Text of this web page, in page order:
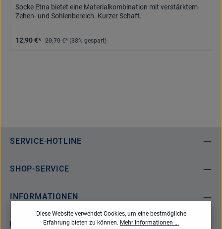
Socke Etna bietet eine Materialkombination mit verstärktem
Zehen- und Sohlenbereich. Kurzer Schaft.
12,90 €* 20,70 €* (38% gespart)
SERVICE-HOTLINE
SHOP-SERVICE
INFORMATIONEN
NEWSLETTER
Diese Website verwendet Cookies, um eine bestmögliche
Erfahrung bieten zu können. Mehr Informationen ...